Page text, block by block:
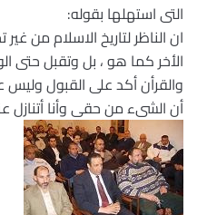
التى استهلها بقوله:
ان الناظر لتاريخ الاسلام من
الأخر كما هو ، بل وتقبل حتى
والقرأن أكد على القبول
أن الشىء من حقى وأنا أتنازل